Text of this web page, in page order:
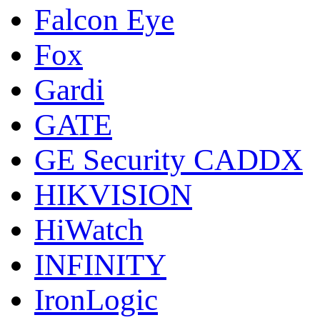
Falcon Eye
Fox
Gardi
GATE
GE Security CADDX
HIKVISION
HiWatch
INFINITY
IronLogic